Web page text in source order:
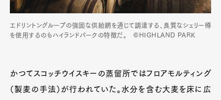
エドリントングループの強固な供給網を通じて調達する、良質なシェリー樽
を使用するのもハイランドパークの特徴だ。 ©HIGHLAND PARK
かつてスコッチウイスキーの蒸留所ではフロアモルティング
（製麦の手法）が行われていた。水分を含む大麦を床に広